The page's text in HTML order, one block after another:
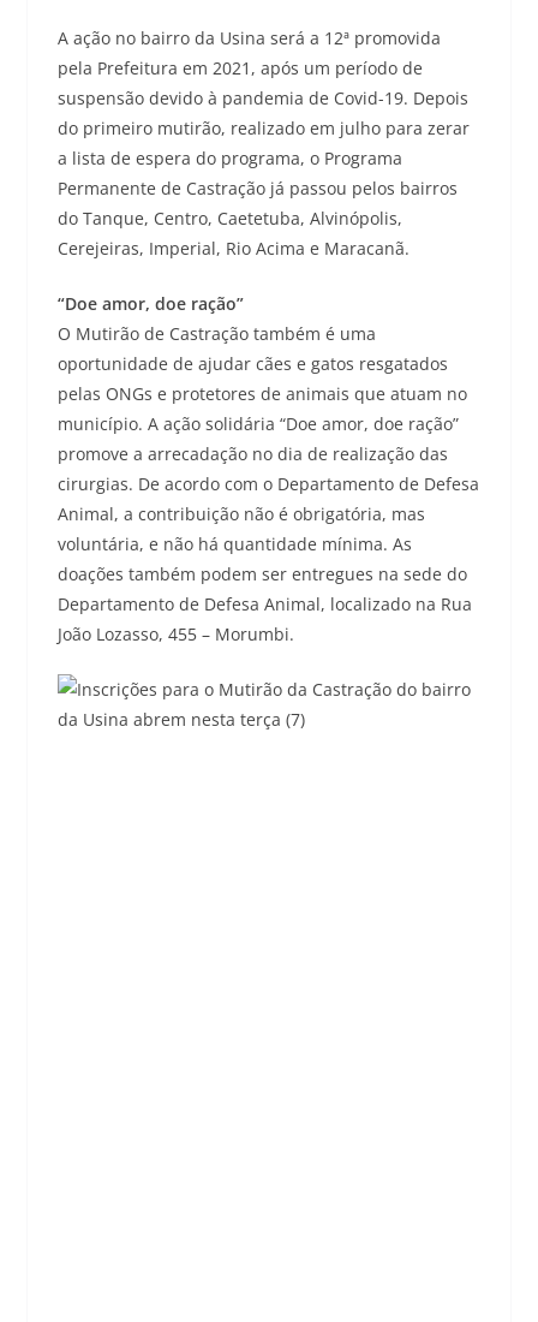
A ação no bairro da Usina será a 12ª promovida
pela Prefeitura em 2021, após um período de
suspensão devido à pandemia de Covid-19. Depois
do primeiro mutirão, realizado em julho para zerar
a lista de espera do programa, o Programa
Permanente de Castração já passou pelos bairros
do Tanque, Centro, Caetetuba, Alvinópolis,
Cerejeiras, Imperial, Rio Acima e Maracanã.
“Doe amor, doe ração”
O Mutirão de Castração também é uma
oportunidade de ajudar cães e gatos resgatados
pelas ONGs e protetores de animais que atuam no
município. A ação solidária “Doe amor, doe ração”
promove a arrecadação no dia de realização das
cirurgias. De acordo com o Departamento de Defesa
Animal, a contribuição não é obrigatória, mas
voluntária, e não há quantidade mínima. As
doações também podem ser entregues na sede do
Departamento de Defesa Animal, localizado na Rua
João Lozasso, 455 – Morumbi.